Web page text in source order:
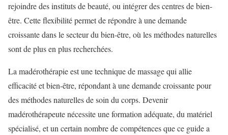
rejoindre des instituts de beauté, ou intégrer des centres de bien-
être. Cette flexibilité permet de répondre à une demande
croissante dans le secteur du bien-être, où les méthodes naturelles
sont de plus en plus recherchées.
La madérothérapie est une technique de massage qui allie
efficacité et bien-être, répondant à une demande croissante pour
des méthodes naturelles de soin du corps. Devenir
madérothérapeute nécessite une formation adéquate, du matériel
spécialisé, et un certain nombre de compétences que ce guide a